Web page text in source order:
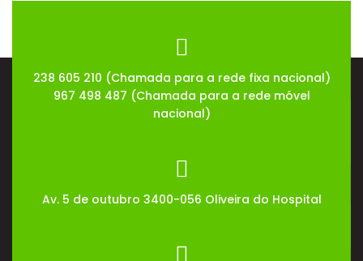
238 605 210 (Chamada para a rede fixa nacional)
967 498 487 (Chamada para a rede móvel
nacional)
Av. 5 de outubro 3400-056 Oliveira do Hospital